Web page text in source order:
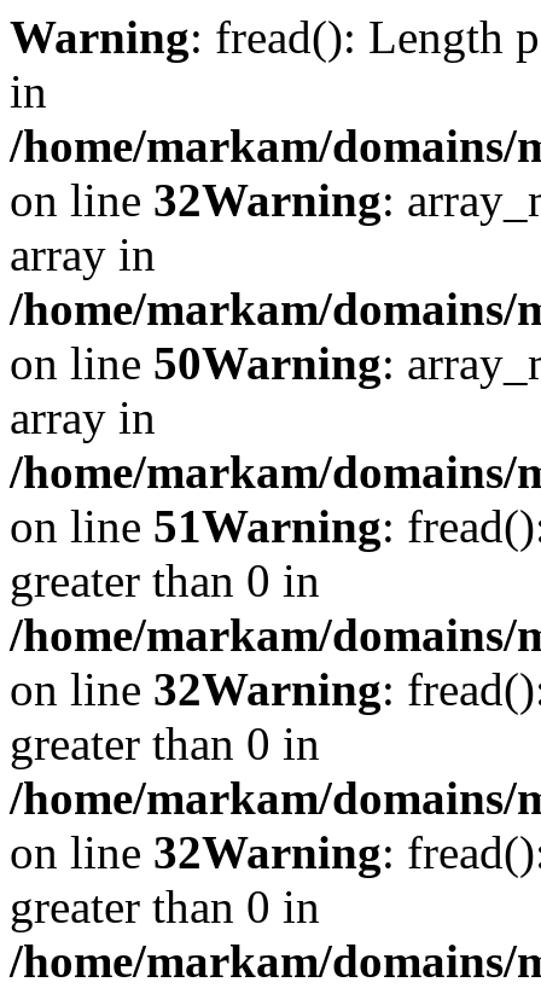
Warning: fread(): Length
in
/home/markam/
on line 32Warning:
array in
/home/markam/domains/
on line 50Warning:
array in
/home/markam/domains/
on line 51Warning:
greater than 0 in
/home/markam/
on line 32Warning:
greater than 0 in
/home/markam/
on line 32Warning:
greater than 0 in
/home/markam/